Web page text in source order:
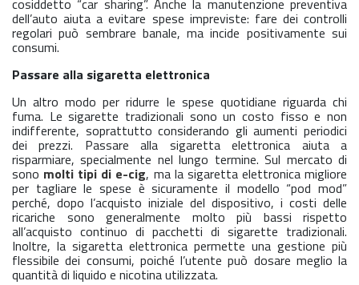
cosiddetto “car sharing”. Anche la manutenzione preventiva
dell’auto aiuta a evitare spese impreviste: fare dei controlli
regolari può sembrare banale, ma incide positivamente sui
consumi.
Passare alla sigaretta elettronica
Un altro modo per ridurre le spese quotidiane riguarda chi
fuma. Le sigarette tradizionali sono un costo fisso e non
indifferente, soprattutto considerando gli aumenti periodici
dei prezzi. Passare alla sigaretta elettronica aiuta a
risparmiare, specialmente nel lungo termine. Sul mercato di
sono molti tipi di e-cig, ma la sigaretta elettronica migliore
per tagliare le spese è sicuramente il modello “pod mod”
perché, dopo l’acquisto iniziale del dispositivo, i costi delle
ricariche sono generalmente molto più bassi rispetto
all’acquisto continuo di pacchetti di sigarette tradizionali.
Inoltre, la sigaretta elettronica permette una gestione più
flessibile dei consumi, poiché l’utente può dosare meglio la
quantità di liquido e nicotina utilizzata.